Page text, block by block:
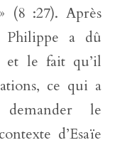
(8 :27). Après
Philippe a dû
et le fait qu’il
ce qui a
le
d’Esaïe